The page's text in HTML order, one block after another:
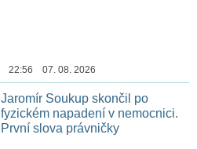
22:56 07. 08. 2026
Jaromír Soukup skončil po
fyzickém napadení v nemocnici.
První slova právničky